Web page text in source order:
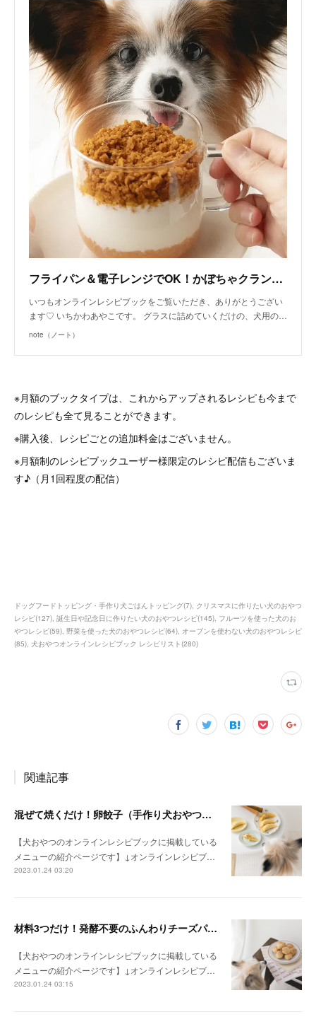
フライパン＆電子レンジでOK！かぼちゃクランブルとりんごのヨーグルトパフェ（手作り犬おやつレシピ）｜いちかわあやこ（犬ごはん先生）｜note
いつもオンラインレシピブックをご覧いただき、ありがとうござい
ます♡ いちかわあやこです。 グラスに詰めていくだけの、犬用の…
note（ノート）
※月額のブックタイプは、これからアップされるレシピも今まで
のレシピも全て見ることができます。
※購入後、レシピごとの追加料金はございません。
※月額制のレシピブックユーザー様限定のレシピ配信もございま
す♪（月1回程度の配信）
ドッグフードトッピング・手作り犬ごはんトッピング(7) クリスマスに作りたい犬のおやつ
レシピ(127) 誕生日や記念日に作りたい犬のおやつレシピ(145) フルーツを使った犬のお
やつレシピ(59) 野菜を使った犬のおやつレシピ(64) オーブンを使わない犬のおやつレシピ
(85) 犬おやつオンラインレシピブック レシピリスト(280)
関連記事
混ぜて焼くだけ！卵餃子（手作り犬おやつレシピ）
【犬おやつのオンラインレシピブックに掲載している
メニューの紹介ページです】↓オンラインレシピブ…
2023.01.24 03:20
材料3つだけ！発酵不要のふんわりチーズパン（手作り犬おやつレシピ）
【犬おやつのオンラインレシピブックに掲載している
メニューの紹介ページです】↓オンラインレシピブ…
2023.01.24 03:15